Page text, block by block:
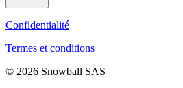
Confidentialité
Termes et conditions
© 2026 Snowball SAS